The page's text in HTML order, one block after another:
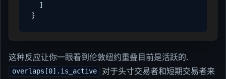
  ]
}
这种反应让你一眼看到伦敦纽约重叠目前是活跃的.
overlaps[0].is_active
对于头寸交易者和短期交易者来